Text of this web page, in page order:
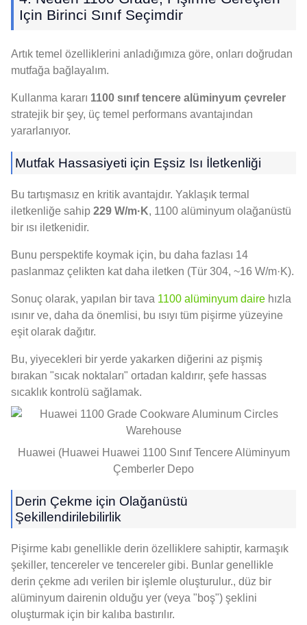
Için Birinci Sınıf Seçimdir
Artık temel özelliklerini anladığımıza göre, onları doğrudan
mutfağa bağlayalım.
Kullanma kararı 1100 sınıf tencere alüminyum çevreler
stratejik bir şey, üç temel performans avantajından
yararlanıyor.
Mutfak Hassasiyeti için Eşsiz Isı İletkenliği
Bu tartışmasız en kritik avantajdır. Yaklaşık termal
iletkenliğe sahip 229 W/m·K, 1100 alüminyum olağanüstü
bir ısı iletkenidir.
Bunu perspektife koymak için, bu daha fazlası 14
paslanmaz çelikten kat daha iletken (Tür 304, ~16 W/m·K).
Sonuç olarak, yapılan bir tava 1100 alüminyum daire hızla
ısınır ve, daha da önemlisi, bu ısıyı tüm pişirme yüzeyine
eşit olarak dağıtır.
Bu, yiyecekleri bir yerde yakarken diğerini az pişmiş
bırakan "sıcak noktaları" ortadan kaldırır, şefe hassas
sıcaklık kontrolü sağlamak.
Huawei (Huawei Huawei 1100 Sınıf Tencere Alüminyum
Çemberler Depo
Derin Çekme için Olağanüstü
Şekillendirilebilirlik
Pişirme kabı genellikle derin özelliklere sahiptir, karmaşık
şekiller, tencereler ve tencereler gibi. Bunlar genellikle
derin çekme adı verilen bir işlemle oluşturulur., düz bir
alüminyum dairenin olduğu yer (veya "boş") şeklini
oluşturmak için bir kalıba bastırılır.